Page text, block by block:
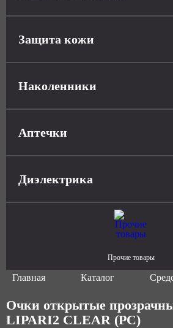
Защита кожи
Наколенники
Аптечки
Диэлектрика
Прочие товары
Главная Каталог
Очки открытые
LIPARI2 CLEAR (PC)